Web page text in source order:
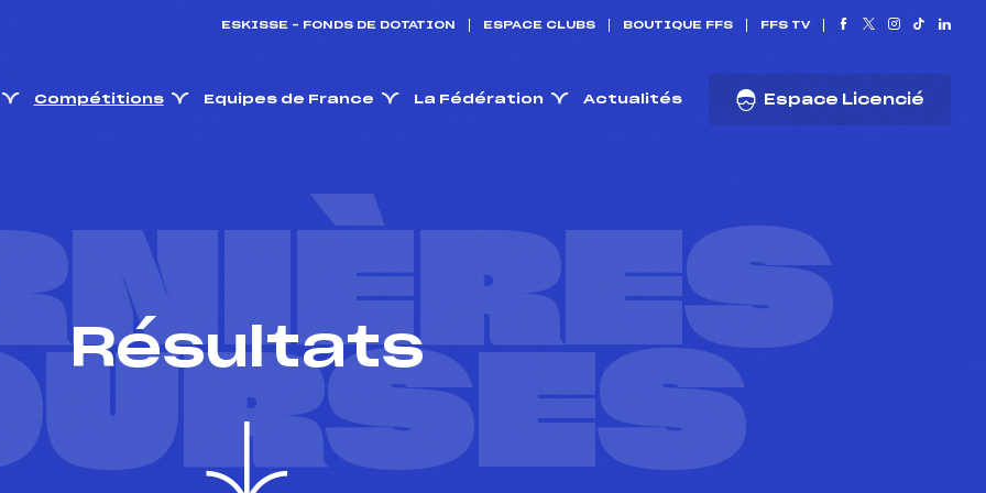
ESKISSE – FONDS DE DOTATION ESPACE CLUBS BOUTIQUE FFS FFS TV
Compétitions Equipes de France La Fédération Actualités Espace Licencié
Résultats